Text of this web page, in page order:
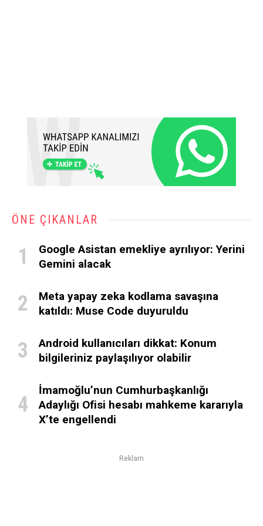
ÖNE ÇIKANLAR
Google Asistan emekliye ayrılıyor: Yerini
Gemini alacak
Meta yapay zeka kodlama savaşına
katıldı: Muse Code duyuruldu
Android kullanıcıları dikkat: Konum
bilgileriniz paylaşılıyor olabilir
İmamoğlu’nun Cumhurbaşkanlığı
Adaylığı Ofisi hesabı mahkeme kararıyla
X’te engellendi
Reklam